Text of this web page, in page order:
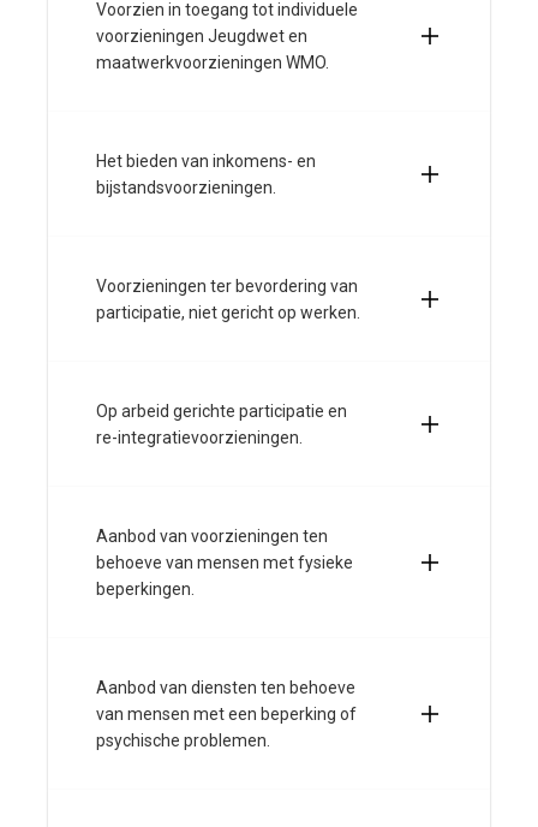
Voorzien in toegang tot individuele
voorzieningen Jeugdwet en
maatwerkvoorzieningen WMO.
Het bieden van inkomens- en
bijstandsvoorzieningen.
Voorzieningen ter bevordering van
participatie, niet gericht op werken.
Op arbeid gerichte participatie en
re-integratievoorzieningen.
Aanbod van voorzieningen ten
behoeve van mensen met fysieke
beperkingen.
Aanbod van diensten ten behoeve
van mensen met een beperking of
psychische problemen.